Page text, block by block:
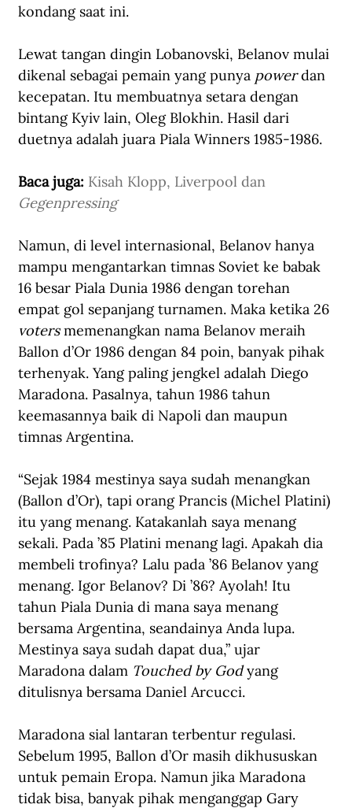
kondang saat ini.
Lewat tangan dingin Lobanovski, Belanov mulai
dikenal sebagai pemain yang punya power dan
kecepatan. Itu membuatnya setara dengan
bintang Kyiv lain, Oleg Blokhin. Hasil dari
duetnya adalah juara Piala Winners 1985-1986.
Baca juga: Kisah Klopp, Liverpool dan
Gegenpressing
Namun, di level internasional, Belanov hanya
mampu mengantarkan timnas Soviet ke babak
16 besar Piala Dunia 1986 dengan torehan
empat gol sepanjang turnamen. Maka ketika 26
voters memenangkan nama Belanov meraih
Ballon d’Or 1986 dengan 84 poin, banyak pihak
terhenyak. Yang paling jengkel adalah Diego
Maradona. Pasalnya, tahun 1986 tahun
keemasannya baik di Napoli dan maupun
timnas Argentina.
“Sejak 1984 mestinya saya sudah menangkan
(Ballon d’Or), tapi orang Prancis (Michel Platini)
itu yang menang. Katakanlah saya menang
sekali. Pada ’85 Platini menang lagi. Apakah dia
membeli trofinya? Lalu pada ’86 Belanov yang
menang. Igor Belanov? Di ’86? Ayolah! Itu
tahun Piala Dunia di mana saya menang
bersama Argentina, seandainya Anda lupa.
Mestinya saya sudah dapat dua,” ujar
Maradona dalam Touched by God yang
ditulisnya bersama Daniel Arcucci.
Maradona sial lantaran terbentur regulasi.
Sebelum 1995, Ballon d’Or masih dikhususkan
untuk pemain Eropa. Namun jika Maradona
tidak bisa, banyak pihak menganggap Gary